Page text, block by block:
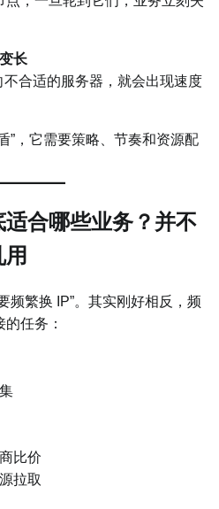
长
不合适的服务器，就会出现速度
”，它需要策略、节奏和资源配
合哪些业务？并不
频繁换 IP”。其实刚好相反，频
任务：
比价
拉取